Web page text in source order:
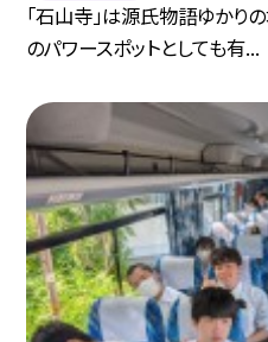
「石山寺」は源氏物語ゆかり
のパワースポットとしても有...